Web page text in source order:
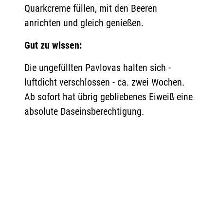
Quarkcreme füllen, mit den Beeren
anrichten und gleich genießen.
Gut zu wissen:
Die ungefüllten Pavlovas halten sich -
luftdicht verschlossen - ca. zwei Wochen.
Ab sofort hat übrig gebliebenes Eiweiß eine
absolute Daseinsberechtigung.